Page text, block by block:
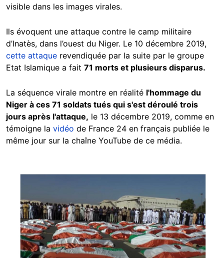
visible dans les images virales.
Ils évoquent une attaque contre le camp militaire
d’Inatès, dans l’ouest du Niger. Le 10 décembre 2019,
cette attaque revendiquée par la suite par le groupe
Etat Islamique a fait 71 morts et plusieurs disparus.
La séquence virale montre en réalité l'hommage du
Niger à ces 71 soldats tués qui s'est déroulé trois
jours après l'attaque, le 13 décembre 2019, comme en
témoigne la vidéo de France 24 en français publiée le
même jour sur la chaîne YouTube de ce média.